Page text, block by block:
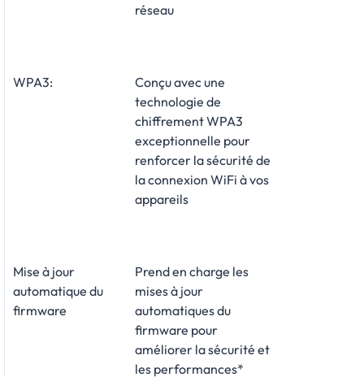
réseau
WPA3:
Conçu avec une
technologie de
chiffrement WPA3
exceptionnelle pour
renforcer la sécurité de
la connexion WiFi à vos
appareils
Mise à jour
automatique du
firmware
Prend en charge les
mises à jour
automatiques du
firmware pour
améliorer la sécurité et
les performances*